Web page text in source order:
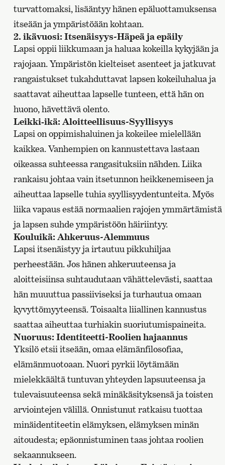
turvattomaksi, lisääntyy hänen epäluottamuksensa
itseään ja ympäristöään kohtaan.
2. ikävuosi: Itsenäisyys~Häpeä ja epäily
Lapsi oppii liikkumaan ja haluaa kokeilla kykyjään ja
rajojaan. Ympäristön kielteiset asenteet ja jatkuvat
rangaistukset tukahduttavat lapsen kokeiluhalua ja
saattavat aiheuttaa lapselle tunteen, että hän on
huono, hävettävä olento.
Leikki-ikä: Aloitteellisuus~Syyllisyys
Lapsi on oppimishaluinen ja kokeilee mielellään
kaikkea. Vanhempien on kannustettava lastaan
oikeassa suhteessa rangasituksiin nähden. Liika
rankaisu johtaa vain itsetunnon heikkenemiseen ja
aiheuttaa lapselle tuhia syyllisyydentunteita. Myös
liika vapaus estää normaalien rajojen ymmärtämistä
ja lapsen suhde ympäristöön häiriintyy.
Kouluikä: Ahkeruus~Alemmuus
Lapsi itsenäistyy ja irtautuu pikkuhiljaa
perheestään. Jos hänen ahkeruuteensa ja
aloitteisiinsa suhtaudutaan vähättelevästi, saattaa
hän muuuttua passiiviseksi ja turhautua omaan
kyvyttömyyteensä. Toisaalta liiallinen kannustus
saattaa aiheuttaa turhiakin suoriutumispaineita.
Nuoruus: Identiteetti~Roolien hajaannus
Yksilö etsii itseään, omaa elämänfilosofiaa,
elämänmuotoaan. Nuori pyrkii löytämään
mielekkäältä tuntuvan yhteyden lapsuuteensa ja
tulevaisuuteensa sekä minäkäsityksensä ja toisten
arviointejen välillä. Onnistunut ratkaisu tuottaa
minäidentiteetin elämyksen, elämyksen minän
aitoudesta; epäonnistuminen taas johtaa roolien
sekaannukseen.